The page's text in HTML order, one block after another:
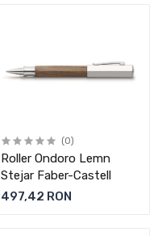
(0)
Roller Ondoro Lemn
Stejar Faber-Castell
497,42 RON